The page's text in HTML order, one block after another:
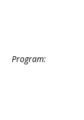
Program: